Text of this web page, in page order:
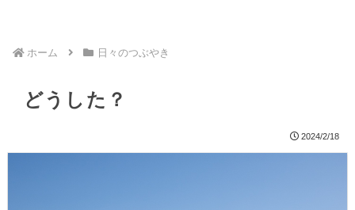
ホーム 日々のつぶやき
どうした？
2024/2/18